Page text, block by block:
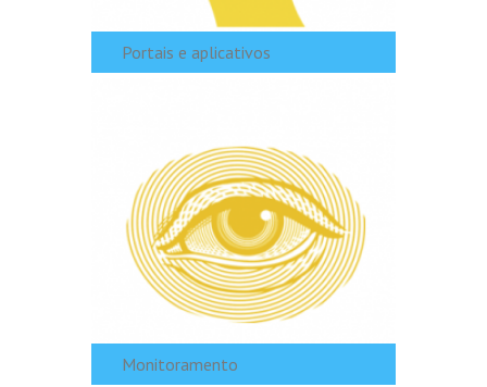
Portais e aplicativos
Monitoramento